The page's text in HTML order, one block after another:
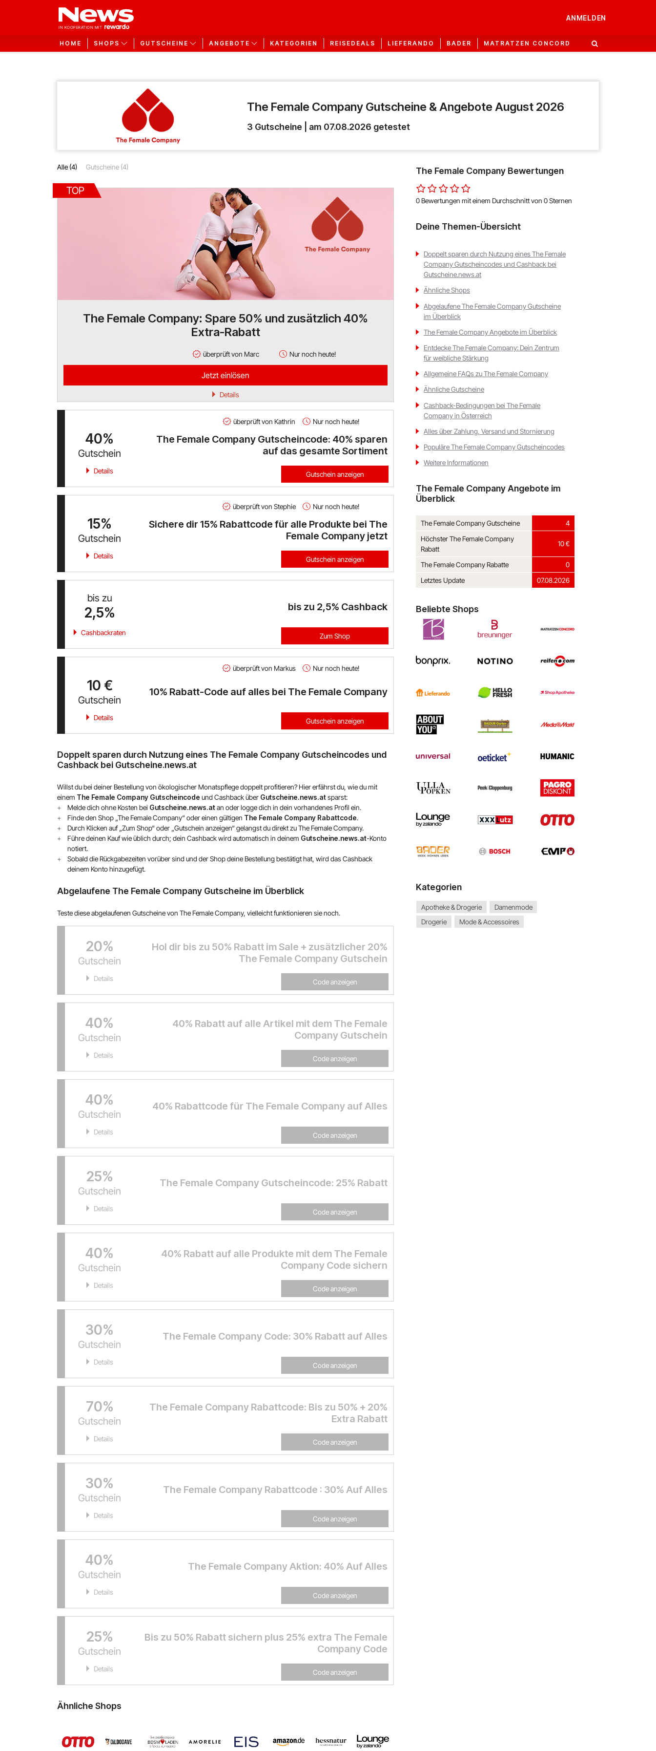
ANMELDEN
HOME SHOPS GUTSCHEINE ANGEBOTE KATEGORIEN REISEDEALS LIEFERANDO BADER MATRATZEN CONCORD
The Female Company Gutscheine & Angebote August 2026
3 Gutscheine | am 07.08.2026 getestet
Alle (4) Gutscheine (4)
TOP
The Female Company: Spare 50% und zusätzlich 40%
Extra-Rabatt
überprüft von Marc Nur noch heute!
Details
Jetzt einlösen
überprüft von Kathrin Nur noch heute!
40%
Gutschein
The Female Company Gutscheincode: 40% sparen
auf das gesamte Sortiment
Details Gutschein anzeigen
überprüft von Stephie Nur noch heute!
15%
Gutschein
Sichere dir 15% Rabattcode für alle Produkte bei The
Female Company jetzt
Details Gutschein anzeigen
bis zu
2,5% bis zu 2,5% Cashback
Cashbackraten Zum Shop
überprüft von Markus Nur noch heute!
10 €
Gutschein
10% Rabatt-Code auf alles bei The Female Company
Details Gutschein anzeigen
Doppelt sparen durch Nutzung eines The Female Company Gutscheincodes und
Cashback bei Gutscheine.news.at
Willst du bei deiner Bestellung von ökologischer Monatspflege doppelt profitieren? Hier erfährst du, wie du mit
einem The Female Company Gutscheincode und Cashback über Gutscheine.news.atsparst:
Melde dich ohne Kosten bei Gutscheine.news.atan oder logge dich in dein vorhandenes Profil ein.
Finde den Shop „The Female Company“ oder einen gültigen The Female Company Rabattcode.
Durch Klicken auf „Zum Shop“ oder „Gutschein anzeigen“ gelangst du direkt zu The Female Company.
Führe deinen Kauf wie üblich durch; dein Cashback wird automatisch in deinem Gutscheine.news.at-Konto
notiert.
Sobald die Rückgabezeiten vorüber sind und der Shop deine Bestellung bestätigt hat, wird das Cashback
deinem Konto hinzugefügt.
Abgelaufene The Female Company Gutscheine im Überblick
Teste diese abgelaufenen Gutscheine von The Female Company, vielleicht funktionieren sie noch.
20%
Gutschein
Hol dir bis zu 50% Rabatt im Sale + zusätzlicher 20%
The Female Company Gutschein
Details Code anzeigen
40%
Gutschein
40% Rabatt auf alle Artikel mit dem The Female
Company Gutschein
Details Code anzeigen
40%
Gutschein
40% Rabattcode für The Female Company auf Alles
Details Code anzeigen
25%
Gutschein
The Female Company Gutscheincode: 25% Rabatt
Details Code anzeigen
40%
Gutschein
40% Rabatt auf alle Produkte mit dem The Female
Company Code sichern
Details Code anzeigen
30%
Gutschein
The Female Company Code: 30% Rabatt auf Alles
Details Code anzeigen
70%
Gutschein
The Female Company Rabattcode: Bis zu 50% + 20%
Extra Rabatt
Details Code anzeigen
30%
Gutschein
The Female Company Rabattcode : 30% Auf Alles
Details Code anzeigen
40%
Gutschein
The Female Company Aktion: 40% Auf Alles
Details Code anzeigen
25%
Gutschein
Bis zu 50% Rabatt sichern plus 25% extra The Female
Company Code
Details Code anzeigen
Ähnliche Shops
The Female Company Bewertungen
0 Bewertungen mit einem Durchschnitt von 0 Sternen
Deine Themen-Übersicht
Doppelt sparen durch Nutzung eines The Female
Company Gutscheincodes und Cashback bei
Gutscheine.news.at
Ähnliche Shops
Abgelaufene The Female Company Gutscheine
im Überblick
The Female Company Angebote im Überblick
Entdecke The Female Company: Dein Zentrum
für weibliche Stärkung
Allgemeine FAQs zu The Female Company
Ähnliche Gutscheine
Cashback-Bedingungen bei The Female
Company in Österreich
Alles über Zahlung, Versand und Stornierung
Populäre The Female Company Gutscheincodes
Weitere Informationen
The Female Company Angebote im
Überblick
The Female Company Gutscheine
4
Höchster The Female Company
Rabatt
10 €
The Female Company Rabatte
0
Letztes Update
07.08.2026
Beliebte Shops
Kategorien
Apotheke & Drogerie
Damenmode
Drogerie
Mode & Accessoires